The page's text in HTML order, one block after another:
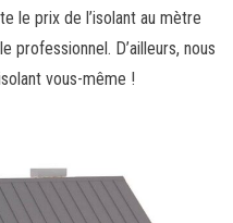
le prix de l’isolant au mètre
professionnel. D’ailleurs, nous
vous-même !